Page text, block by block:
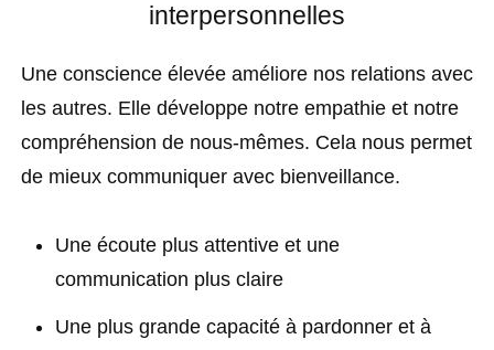
interpersonnelles
Une conscience élevée améliore nos relations avec
les autres. Elle développe notre empathie et notre
compréhension de nous-mêmes. Cela nous permet
de mieux communiquer avec bienveillance.
Une écoute plus attentive et une
communication plus claire
Une plus grande capacité à pardonner et à